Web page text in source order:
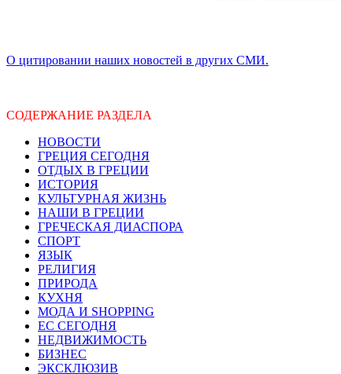
О цитировании наших новостей в других СМИ.
СОДЕРЖАНИЕ РАЗДЕЛА
НОВОСТИ
ГРЕЦИЯ СЕГОДНЯ
ОТДЫХ В ГРЕЦИИ
ИСТОРИЯ
КУЛЬТУРНАЯ ЖИЗНЬ
НАШИ В ГРЕЦИИ
ГРЕЧЕСКАЯ ДИАСПОРА
СПОРТ
ЯЗЫК
РЕЛИГИЯ
ПРИРОДА
КУХНЯ
МОДА И SHOPPING
ЕС СЕГОДНЯ
НЕДВИЖИМОСТЬ
БИЗНЕС
ЭКСКЛЮЗИВ